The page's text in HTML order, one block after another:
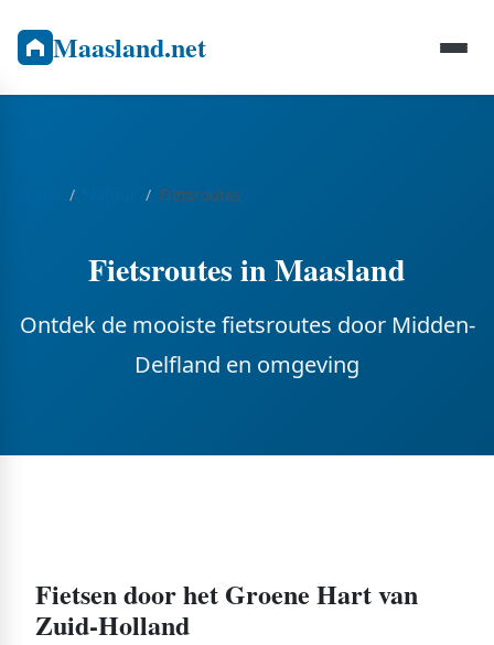
Maasland.net
Fietsroutes
Fietsroutes in Maasland
Ontdek de mooiste fietsroutes door Midden-
Delfland en omgeving
Fietsen door het Groene Hart van
Zuid-Holland